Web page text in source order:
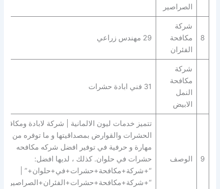
الصراصير
8
شركة
مكافحة
الفئران
29 مهندس زراعي
شركة
مكافحة
النمل
الابيض
31 فني ابادة حشرات
9 الوصف
تتميز خدمات ليون الالمانية | شركة لابادة ومكافحة
الحشرات والقوارض بمصداقيتها و ما توفره من
مهارة و حرفية في توفير افضل شركه مكافحه
حشرات في حلوان. كذلك ، لديها افضل:
“+شركة+مكافحة+حشرات+في+حلوان+” |